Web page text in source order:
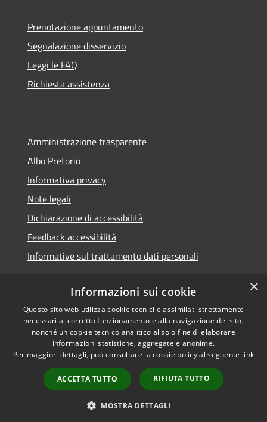
Prenotazione appuntamento
Segnalazione disservizio
Leggi le FAQ
Richiesta assistenza
Amministrazione trasparente
Albo Pretorio
Informativa privacy
Note legali
Dichiarazione di accessibilità
Feedback accessibilità
Informative sul trattamento dati personali
RSS
Accessibilità
Cookie
Mappa del sito
Informativa trattamento
Copyright © 2026 • Comune di
Pioltello • Powered by
Municipium•Accesso
redazione
×
Informazioni sui cookie
Questo sito web utilizza cookie tecnici e assimilati strettamente
necessari al corretto funzionamento e alla navigazione del sito,
nonché un cookie tecnico analitico al solo fine di elaborare
informazioni statistiche, aggregate e anonime.
Per maggiori dettagli, può consultare la cookie policy al seguente link
ACCETTA TUTTO RIFIUTA TUTTO
MOSTRA DETTAGLI